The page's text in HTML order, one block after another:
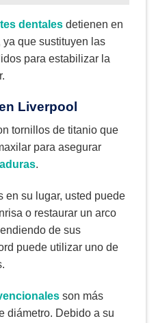
dentales detienen en
que sustituyen las
para estabilizar la
Liverpool
tornillos de titanio que
para asegurar
.
en su lugar, usted puede
o restaurar un arco
de sus
puede utilizar uno de
son más
diámetro. Debido a su